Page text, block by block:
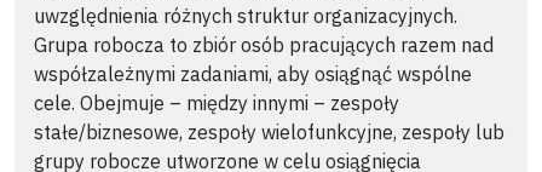
uwzględnienia różnych struktur organizacyjnych.
Grupa robocza to zbiór osób pracujących razem nad
współzależnymi zadaniami, aby osiągnąć wspólne
cele. Obejmuje – między innymi – zespoły
stałe/biznesowe, zespoły wielofunkcyjne, zespoły lub
grupy robocze utworzone w celu osiągnięcia